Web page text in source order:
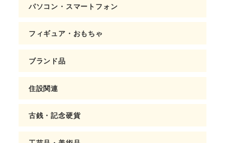
パソコン・スマートフォン
フィギュア・おもちゃ
ブランド品
住設関連
古銭・記念硬貨